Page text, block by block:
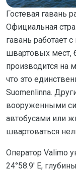
Гостевая гавань
Официальная
гавань работает
швартовых мест,
производится на
что это
Suomenlinna.
вооруженными
автобусами или
швартоваться
Оператор Valimo
24°58.9' E,